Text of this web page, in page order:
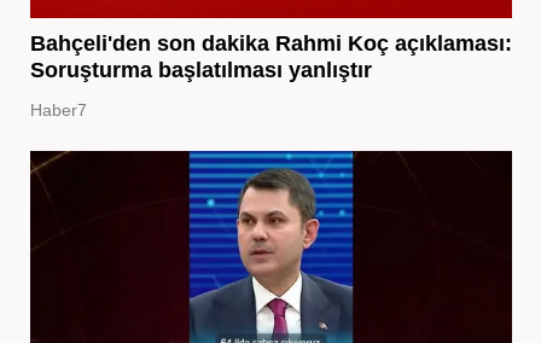
Bahçeli'den son dakika Rahmi Koç açıklaması:
Soruşturma başlatılması yanlıştır
Haber7